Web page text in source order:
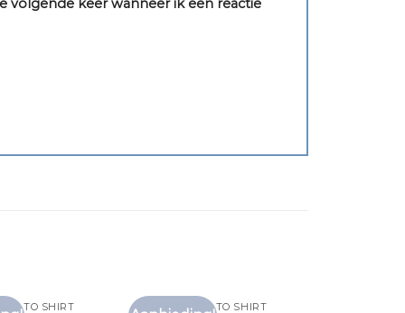
volgende keer wanneer ik een reactie
SHIRT ANTONY MORATO SHIRT